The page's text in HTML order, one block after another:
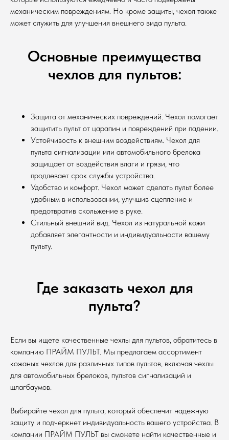
механическим повреждениям. Но кроме защиты, чехол также
может служить для улучшения внешнего вида пульта.
Основные преимущества
чехлов для пультов:
Защита от механических повреждений. Чехол помогает
защитить пульт от царапин и повреждений при падении.
Устойчивость к внешним воздействиям. Чехол для
пульта сигнализации или автомобильного брелока
защищает от воздействия влаги и грязи, что
продлевает срок службы устройства.
Удобство и комфорт. Чехол может сделать пульт более
удобным в использовании, улучшив сцепление и
предотвратив скольжение в руке.
Стильный внешний вид. Чехол из натуральной кожи
добавляет элегантности и индивидуальности вашему
пульту.
Где заказать чехол для
пульта?
Если вы ищете качественные чехлы для пультов, обратитесь в
компанию ПРАЙМ ПУЛЬТ. Мы предлагаем ассортимент
кожаных чехлов для различных типов пультов, включая чехлы
для автомобильных брелоков, пультов сигнализаций и
шлагбаумов.
Выбирайте чехол для пульта, который обеспечит надежную
защиту и подчеркнет индивидуальность вашего устройства. В
компании ПРАЙМ ПУЛЬТ вы сможете найти качественные и